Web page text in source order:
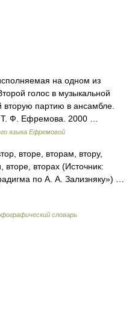
на одном из
голос в музыкальной
партию в ансамбле.
Т. Ф. Ефремова. 2000 …
языка Ефремовой
вторе, вторам, втору,
вторах (Источник:
по А. А. Зализняку») …
словарь